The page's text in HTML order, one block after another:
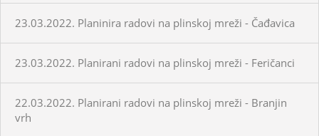
23.03.2022. Planinira radovi na plinskoj mreži - Čađavica
23.03.2022. Planirani radovi na plinskoj mreži - Feričanci
22.03.2022. Planirani radovi na plinskoj mreži - Branjin
vrh